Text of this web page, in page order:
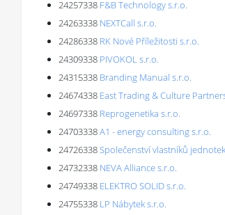
24257338 F&B Technology s.r.o.
24263338 NEXTCall s.r.o.
24286338 RK Nové Příležitosti s.r.o.
24309338 PIVOKOL s.r.o.
24315338 Branding Manual s.r.o.
24674338 East Trading & Culture
24697338 Reprogenetika s.r.o.
24703338A1 - energy consulting s.r.o.
24726338Společenství vlastníků
24732338 NEVA Alliance s.r.o.
24749338 ELEKTRO SOLID s.r.o.
24755338 LP Nábytek s.r.o.